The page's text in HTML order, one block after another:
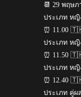
📆 29 พฤษภ
ประเภท หญิ
⏰ 11.00
ประเภท หญิ
⏰ 11.50
ประเภท หญิ
⏰ 12.40
ประเภท คู่ผ